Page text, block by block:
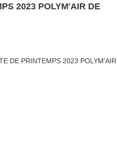
2023 POLYM'AIR DE